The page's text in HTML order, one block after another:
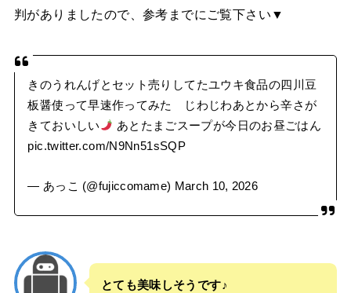
判がありましたので、参考までにご覧下さい▼
きのうれんげとセット売りしてたユウキ食品の四川豆
板醤使って早速作ってみた じわじわあとから辛さが
きておいしい
あとたまごスープが今日のお昼ごはん
pic.twitter.com/N9Nn51sSQP
— あっこ (@fujiccomame) March 10, 2026
とても美味しそうです♪